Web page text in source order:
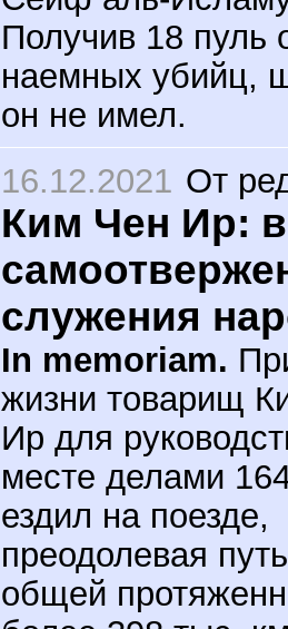
Получив 18 пуль
наемных убийц,
он не имел.
16.12.2021 От
Ким Чен Ир:
служения
In memoriam.
жизни товарищ
Ир для
месте делами
ездил на поезде,
преодолевая путь
общей